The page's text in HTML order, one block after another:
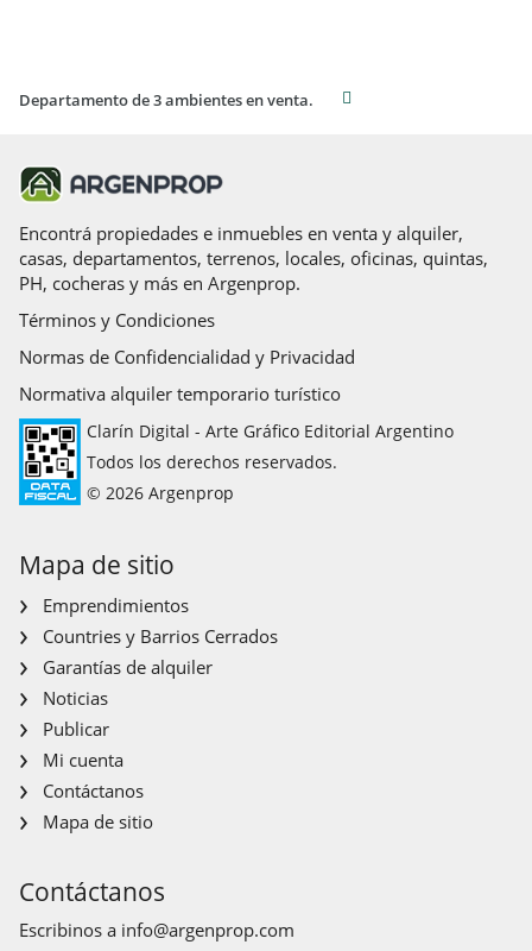
Departamento de 3 ambientes en venta.
Encontrá propiedades e inmuebles en venta y alquiler,
casas, departamentos, terrenos, locales, oficinas, quintas,
PH, cocheras y más en Argenprop.
Términos y Condiciones
Normas de Confidencialidad y Privacidad
Normativa alquiler temporario turístico
Clarín Digital - Arte Gráfico Editorial Argentino
Todos los derechos reservados.
© 2026 Argenprop
Mapa de sitio
Emprendimientos
Countries y Barrios Cerrados
Garantías de alquiler
Noticias
Publicar
Mi cuenta
Contáctanos
Mapa de sitio
Contáctanos
Escribinos a info@argenprop.com